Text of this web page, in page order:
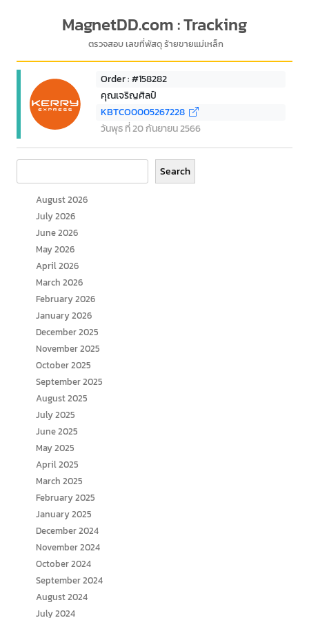
MagnetDD.com : Tracking
ตรวจสอบ เลขที่พัสดุ ร้ายขายแม่เหล็ก
Order : #158282
คุณเจริญศิลป์
KBTCO0005267228
วันพุธ ที่ 20 กันยายน 2566
Search
August 2026
July 2026
June 2026
May 2026
April 2026
March 2026
February 2026
January 2026
December 2025
November 2025
October 2025
September 2025
August 2025
July 2025
June 2025
May 2025
April 2025
March 2025
February 2025
January 2025
December 2024
November 2024
October 2024
September 2024
August 2024
July 2024